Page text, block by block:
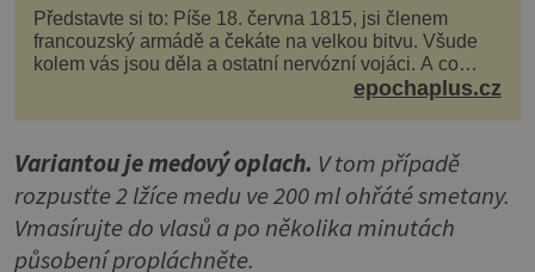
Představte si to: Píše 18. června 1815, jsi členem
francouzský armádě a čekáte na velkou bitvu. Všude
kolem vás jsou děla a ostatní nervózní vojáci. A co
děláte vy? Hrajete si… s jojem! Zdá se v...epochaplus.cz
Variantou je medový oplach. V tom případě
rozpusťte 2 lžíce medu ve 200 ml ohřáté smetany.
Vmasírujte do vlasů a po několika minutách
působení propláchněte.